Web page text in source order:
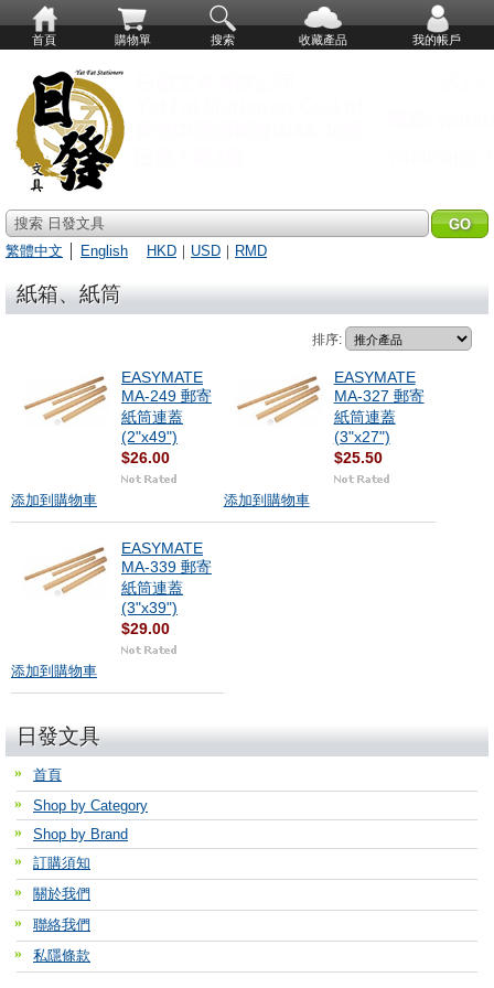
首頁 購物單 搜索 收藏產品 我的帳戶
搜索 日發文具
繁體中文
English HKD ｜ USD ｜ RMD
紙箱、紙筒
排序:
EASYMATE
MA-249 郵寄
紙筒連蓋
(2"x49")
$26.00
添加到購物車
EASYMATE
MA-327 郵寄
紙筒連蓋
(3"x27")
$25.50
添加到購物車
EASYMATE
MA-339 郵寄
紙筒連蓋
(3"x39")
$29.00
添加到購物車
日發文具
首頁
Shop by Category
Shop by Brand
訂購須知
關於我們
聯絡我們
私隱條款